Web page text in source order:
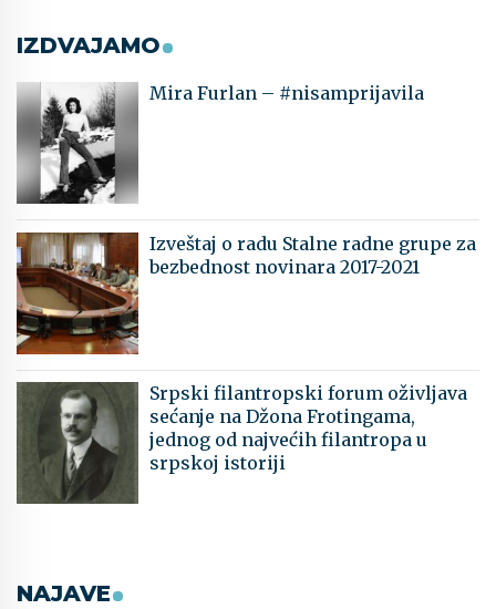
IZDVAJAMO
Mira Furlan – #nisamprijavila
Izveštaj o radu Stalne radne grupe za
bezbednost novinara 2017-2021
Srpski filantropski forum oživljava
sećanje na Džona Frotingama,
jednog od najvećih filantropa u
srpskoj istoriji
NAJAVE